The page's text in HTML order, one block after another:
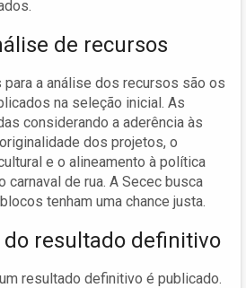
de recursos
a análise dos recursos são os
na seleção inicial. As
considerando a aderência às
dos projetos, o
e o alineamento à política
carnaval de rua. A Secec busca
tenham uma chance justa.
do resultado definitivo
resultado definitivo é publicado.